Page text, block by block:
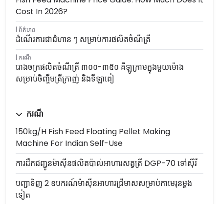
Cost In 2026?
ព័ត៌មាន
ដំណើរការជាជំហាន ៗ សម្រាប់ការផលិតចំណីត្រី
ករណី
រោងចក្រផលិតចំណីត្រី ៣០០-៣៥០ គីឡូក្រាមក្នុងមួយម៉ោង
សម្រាប់ចិញ្ចឹមត្រីក្រាញ់ និងទីឡាពៀ
ករណី
150kg/h Fish Feed Floating Pellet Making
Machine For Indian Self-Use
ការដឹកជញ្ជូនម៉ាស៊ីនផលិតប៉ាល់អាហារសត្វត្រី DGP-70 ទៅស៊ីរី
បញ្ជាទិញ 2 ឧបករណ៍ម៉ាស៊ីនអាហារជ្រីមាសសម្រាប់កាមេរុនម្តង
ទៀត